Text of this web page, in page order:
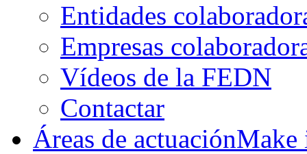
Entidades
Empresas
Vídeos de la FEDN
Contactar
Áreas de actuación